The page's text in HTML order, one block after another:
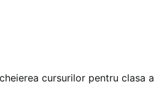
cursurilor pentru clasa a